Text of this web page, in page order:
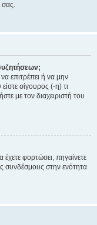
σας.
επιτρέπει ή να μην
σίγουρος (-η) τι
με τον διαχειριστή του
έχετε φορτώσει, πηγαίνετε
συνδέσμους στην ενότητα